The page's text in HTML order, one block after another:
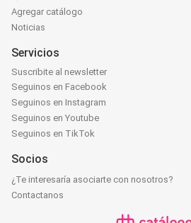
Agregar catálogo
Noticias
Servicios
Suscribite al newsletter
Seguinos en Facebook
Seguinos en Instagram
Seguinos en Youtube
Seguinos en TikTok
Socios
¿Te interesaría asociarte con nosotros?
Contactanos